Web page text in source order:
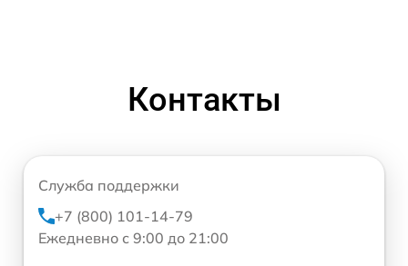
Контакты
Служба поддержки
+7 (800) 101-14-79
Ежедневно с 9:00 до 21:00